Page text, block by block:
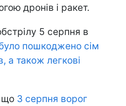
дронів і ракет.
5 серпня в
пошкоджено сім
а також легкові
що 3 серпня ворог